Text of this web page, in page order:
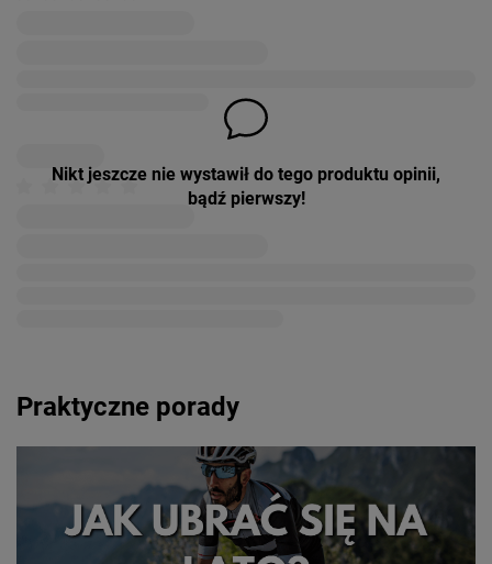
Nikt jeszcze nie wystawił do tego produktu opinii,
bądź pierwszy!
Praktyczne porady